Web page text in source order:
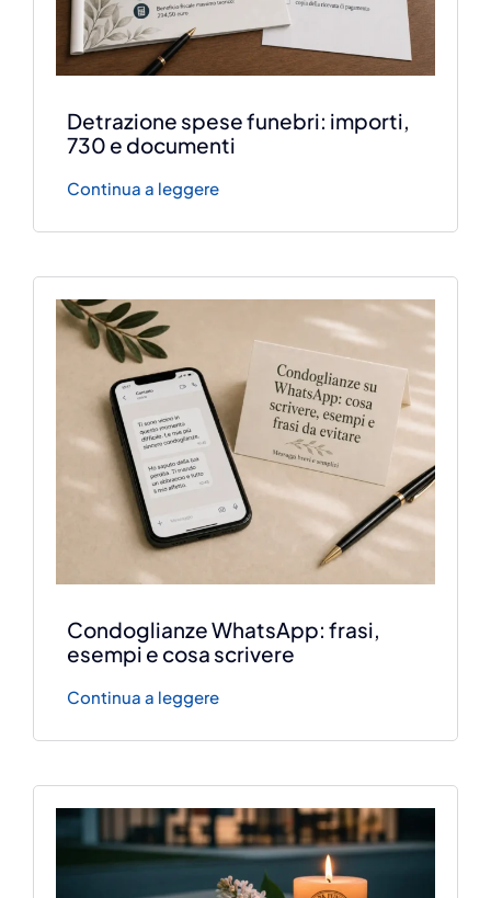
Detrazione spese funebri: importi,
730 e documenti
Continua a leggere
Condoglianze WhatsApp: frasi,
esempi e cosa scrivere
Continua a leggere